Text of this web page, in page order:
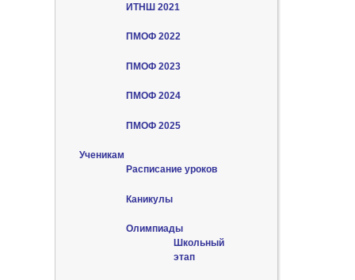
ИТНШ 2021
ПМОФ 2022
ПМОФ 2023
ПМОФ 2024
ПМОФ 2025
Ученикам
Расписание уроков
Каникулы
Олимпиады
Школьный
этап